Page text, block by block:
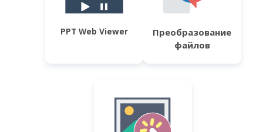
PPT Web Viewer
Преобразование
файлов